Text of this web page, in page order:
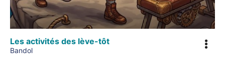
Les activités des lève-tôt
Bandol